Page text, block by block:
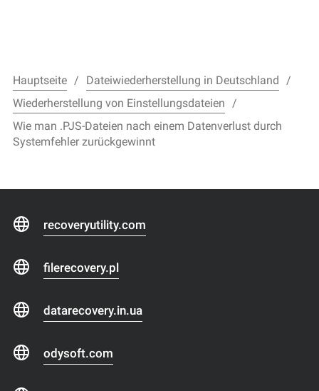
Hauptseite
Dateiwiederherstellung in Deutschland
Wiederherstellung von Einstellungsdateien
Wie man .PJS-Dateien nach einem Datenverlust durch
Systemfehler zurückgewinnt
recoveryutility.com
filerecovery.pl
datarecovery.in.ua
odysoft.com